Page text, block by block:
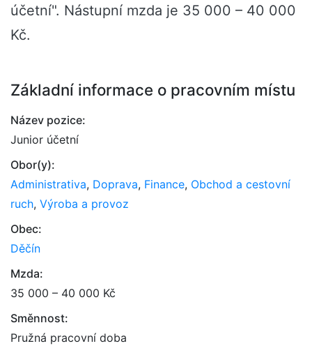
účetní". Nástupní mzda je 35 000 – 40 000
Kč.
Základní informace o pracovním místu
Název pozice:
Junior účetní
Obor(y):
Administrativa, Doprava, Finance, Obchod a cestovní
ruch, Výroba a provoz
Obec:
Děčín
Mzda:
35 000 – 40 000 Kč
Směnnost:
Pružná pracovní doba